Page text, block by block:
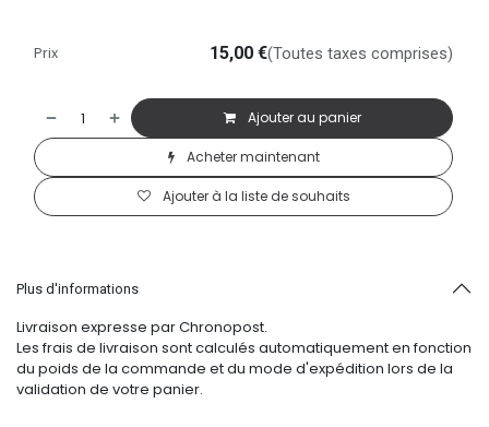
Ajouter au panier
Acheter maintenant
Ajouter à la liste de souhaits
Prix 15,00 €(Toutes taxes comprises)
Plus d'informations
Livraison expresse par Chronopost.
Les frais de livraison sont calculés automatiquement en fonction
du poids de la commande et du mode d'expédition lors de la
validation de votre panier.